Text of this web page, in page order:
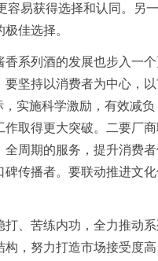
易获得选择和认同。另
佳选择。
香系列酒的发展也步入一
坚持以消费者为中心，
实施科学激励，有效减
取得更大突破。二要厂
周期的服务，提升消费
传播者。要联动推进文
打、苦练内功，全力推动
，努力打造市场接受度